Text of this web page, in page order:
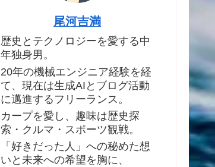
尾河吉満
歴史とテクノロジーを愛する中
年独身男。
20年の機械エンジニア経験を経
て、現在は生成AIとブログ活動
に邁進するフリーランス。
カープを愛し、趣味は歴史探
索・クルマ・スポーツ観戦。
「好きだった人」への秘めた想
いと未来への希望を胸に、